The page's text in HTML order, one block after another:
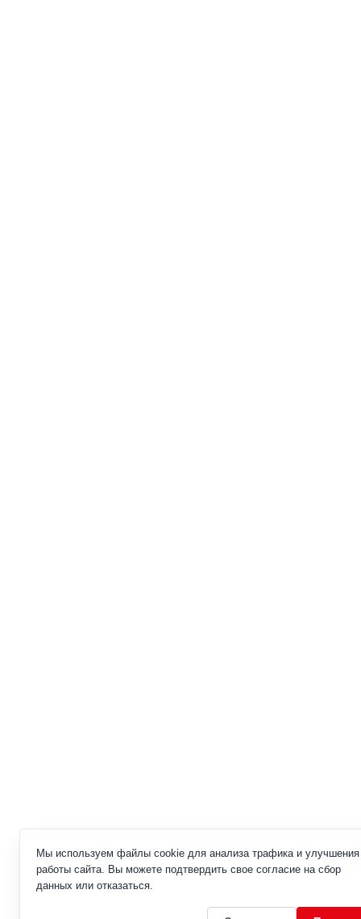
Мы используем файлы cookie для анализа трафика и улучшения
работы сайта. Вы можете подтвердить свое согласие на сбор
данных или отказаться.